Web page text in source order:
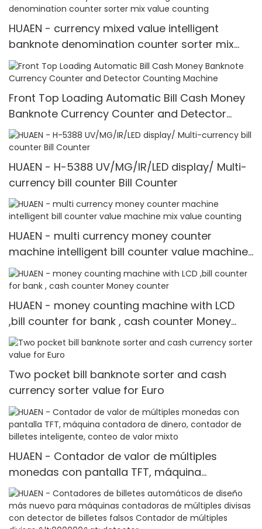
HUAEN - currency mixed value intelligent
banknote denomination counter sorter mix
value counting
Front Top Loading Automatic Bill Cash Money
Banknote Currency Counter and Detector
Counting Machine
HUAEN - H-5388 UV/MG/IR/LED display/ Multi-
currency bill counter Bill Counter
HUAEN - multi currency money counter
machine intelligent bill counter value machine
mix value counting
HUAEN - money counting machine with LCD
,bill counter for bank , cash counter Money
counter
Two pocket bill banknote sorter and cash
currency sorter value for Euro
HUAEN - Contador de valor de múltiples
monedas con pantalla TFT, máquina
contadora de dinero, contador de billetes
inteligente, conteo de valor mixto